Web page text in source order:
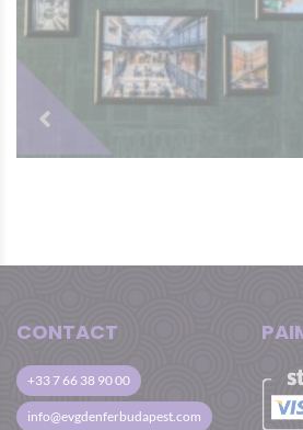
Pour votre premier soir à
notretournée des barsest la
activité. On vous fait
incontournables, un club de
Pour finir la soirée, réservez
EVG, vous devez faire une
CONTACT
+33 7 66 38 90 00
info@evgdenferbudapest.com